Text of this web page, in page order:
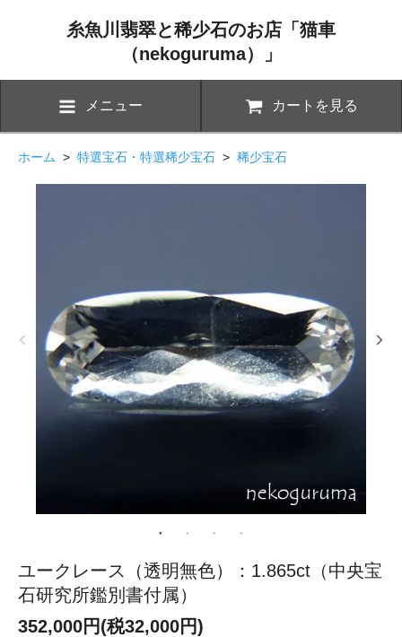
糸魚川翡翠と稀少石のお店「猫車
（nekoguruma）」
メニュー カートを見る
ホーム > 特選宝石・特選稀少宝石 > 稀少宝石
ユークレース（透明無色）：1.865ct（中央宝
石研究所鑑別書付属）
352,000円(税32,000円)